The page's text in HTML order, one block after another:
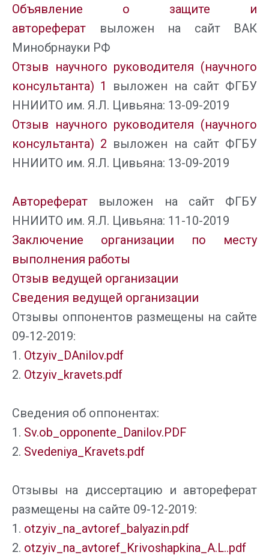
Объявление о защите и
автореферат выложен на сайт ВАК
Минобрнауки РФ
Отзыв научного руководителя (научного
консультанта) 1
выложен на сайт ФГБУ
ННИИТО им. Я.Л. Цивьяна: 13-09-2019
Отзыв научного руководителя (научного
консультанта) 2 выложен на сайт ФГБУ
ННИИТО им. Я.Л. Цивьяна: 13-09-2019
Автореферат выложен на сайт ФГБУ
ННИИТО им. Я.Л. Цивьяна: 11-10-2019
Заключение организации по месту
выполнения работы
Отзыв ведущей организации
Сведения ведущей организации
Отзывы оппонентов размещены на сайте
09-12-2019:
1. Otzyiv_DAnilov.pdf
2. Otzyiv_kravets.pdf
Сведения об оппонентах:
1. Sv.ob_opponente_Danilov.PDF
2. Svedeniya_Kravets.pdf
Отзывы на диссертацию и автореферат
размещены на сайте 09-12-2019:
1. otzyiv_na_avtoref_balyazin.pdf
2. otzyiv_na_avtoref_Krivoshapkina_A.L..pdf